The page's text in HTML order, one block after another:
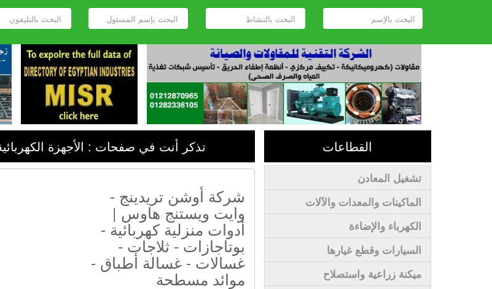
القطاعات
تشغيل المعادن
الماكينات والمعدات والآلات
الكهرباء والإضاءة
السيارات وقطع غيارها
ميكنة زراعية واستصلاح
تذكر أنت في صفحات : الأجهزة
شركة أوشن تريدينج -
وايت ويستنج هاوس |
أدوات منزلية كهربائية -
بوتاجازات - ثلاجات -
غسالات - غسالة أطباق -
موائد مسطحة